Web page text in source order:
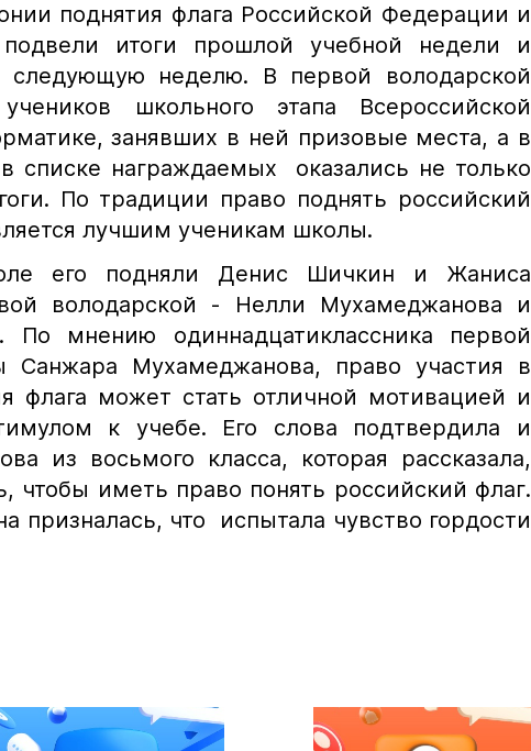
поднятия флага Российской Федерации и
итоги прошлой учебной недели и
следующую неделю. В первой володарской
школьного этапа Всероссийской
занявших в ней призовые места, а в
списке награждаемых оказались не только
По традиции право поднять российский
лучшим ученикам школы.
его подняли Денис Шичкин и Жаниса
володарской - Нелли Мухамеджанова и
По мнению одиннадцатиклассника первой
Санжара Мухамеджанова, право участия в
флага может стать отличной мотивацией и
к учебе. Его слова подтвердила и
из восьмого класса, которая рассказала,
чтобы иметь право понять российский флаг.
призналась, что испытала чувство гордости